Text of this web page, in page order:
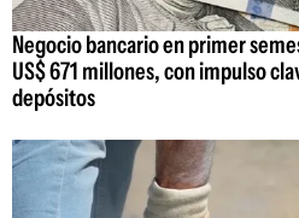
Negocio bancario en primer
US$ 671 millones, con impulso
depósitos